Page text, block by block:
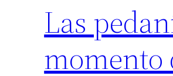
Las
momento